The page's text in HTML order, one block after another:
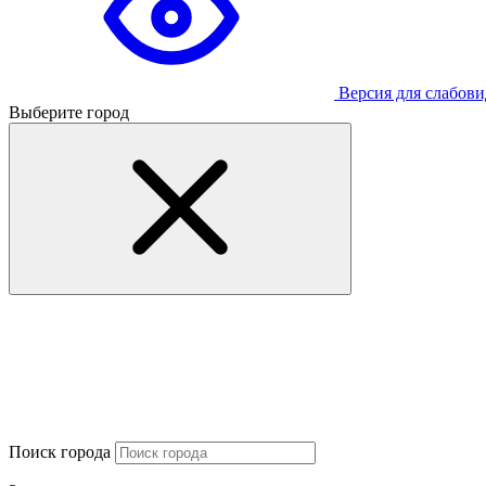
Версия для
Выберите город
Поиск города